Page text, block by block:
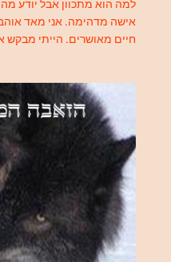
למה הוא מתכוון אבל יודע
אישה מדהימה. אני מאד
חיים מאושרים. הייתי